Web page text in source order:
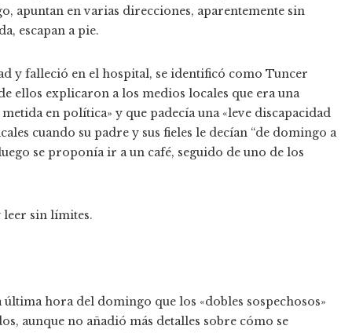
apuntan en varias direcciones, aparentemente sin
escapan a pie.
y falleció en el hospital, se identificó como Tuncer
ellos explicaron a los medios locales que era una
en política» y que padecía una «leve discapacidad
cuando su padre y sus fieles le decían “de domingo a
se proponía ir a un café, seguido de uno de los
leer sin límites.
hora del domingo que los «dobles sospechosos»
aunque no añadió más detalles sobre cómo se